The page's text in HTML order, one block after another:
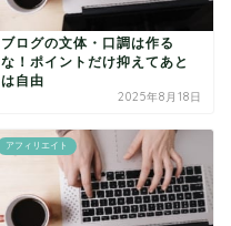
ブログの文体・口調は作る
な！ポイントだけ抑えてあと
は自由
2025年8月18日
アフィリエイト